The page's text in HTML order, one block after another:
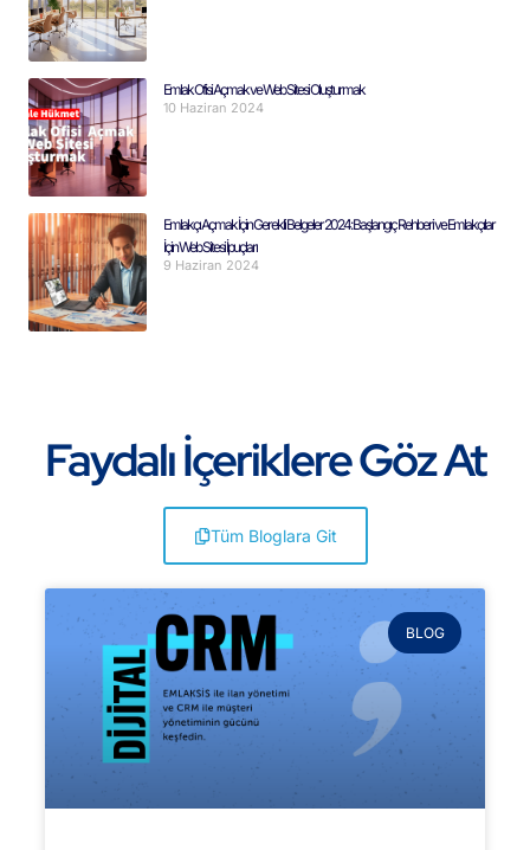
Emlak Ofisi Açmak ve Web Sitesi Oluşturmak
10 Haziran 2024
Emlakçı Açmak İçin Gerekli Belgeler 2024: Başlangıç Rehberi ve Emlakçılar
İçin Web Sitesi İpuçları
9 Haziran 2024
Faydalı İçeriklere Göz At
Tüm Bloglara Git
BLOG